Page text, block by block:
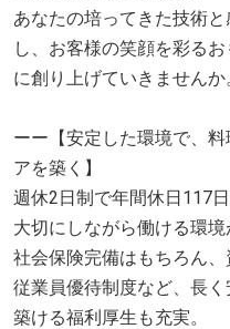
あなたの培ってきた技術
し、お客様の笑顔を彩る
に創り上げていきませんか
ーー【安定した環境で、
アを築く】
週休2日制で年間休日117
大切にしながら働ける環境
社会保険完備はもちろん
従業員優待制度など、長
築ける福利厚生も充実。